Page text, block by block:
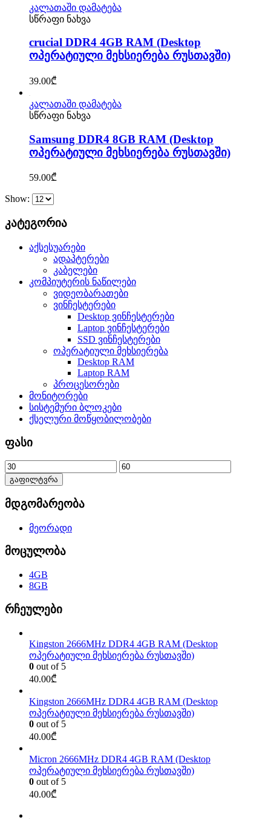
კალათაში დამატება
სწრაფი ნახვა
crucial DDR4 4GB RAM (Desktop
ოპერატიული მეხსიერება რუსთავში)
39.00₾
კალათაში დამატება
სწრაფი ნახვა
Samsung DDR4 8GB RAM (Desktop
ოპერატიული მეხსიერება რუსთავში)
59.00₾
Show:
კატეგორია
აქსესუარები
ადაპტერები
კაბელები
კომპიუტერის ნაწილები
ვიდეობარათები
ვინჩესტერები
Desktop ვინჩესტერები
Laptop ვინჩესტერები
SSD ვინჩესტერები
ოპერატიული მეხსიერება
Desktop RAM
Laptop RAM
პროცესორები
მონიტორები
სისტემური ბლოკები
ქსელური მოწყობილობები
ფასი
გაფილტვრა
მდგომარეობა
მეორადი
მოცულობა
4GB
8GB
რჩეულები
Kingston 2666MHz DDR4 4GB RAM (Desktop
ოპერატიული მეხსიერება რუსთავში)
0 out of 5
40.00₾
Kingston 2666MHz DDR4 4GB RAM (Desktop
ოპერატიული მეხსიერება რუსთავში)
0 out of 5
40.00₾
Micron 2666MHz DDR4 4GB RAM (Desktop
ოპერატიული მეხსიერება რუსთავში)
0 out of 5
40.00₾